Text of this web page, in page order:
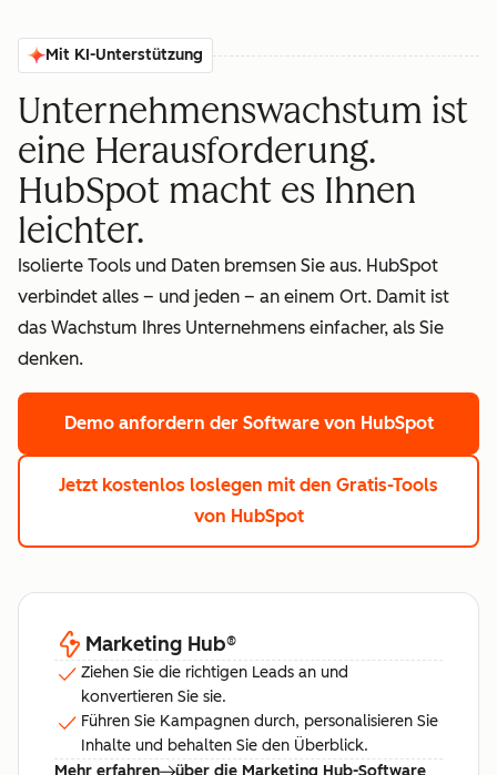
Mit KI-Unterstützung
Unternehmenswachstum ist
eine Herausforderung.
HubSpot macht es Ihnen
leichter.
Isolierte Tools und Daten bremsen Sie aus. HubSpot
verbindet alles – und jeden – an einem Ort. Damit ist
das Wachstum Ihres Unternehmens einfacher, als Sie
denken.
Demo anfordern der Software von HubSpot
Jetzt kostenlos loslegen mit den Gratis-Tools
von HubSpot
Marketing Hub®
Ziehen Sie die richtigen Leads an und
konvertieren Sie sie.
Führen Sie Kampagnen durch, personalisieren Sie
Inhalte und behalten Sie den Überblick.
Mehr erfahren
über die Marketing Hub-Software